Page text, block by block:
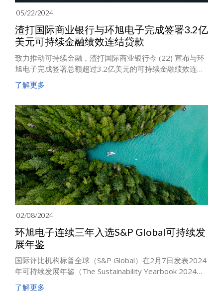
05/22/2024
渣打国际商业银行与环旭电子完成签署3.2亿
美元可持续金融绩效连结贷款
致力推动可持续金融，渣打国际商业银行今 (22) 宣布与环
旭电子完成签署总额超过3.2亿美元的可持续金融绩效连结
贷款（Sustainability-linked Loan, SLL），持续推进可持续
金融发展，实践节能减碳目标。
了解更多
02/08/2024
环旭电子连续三年入选S&P Global可持续发
展年鉴
国际评比机构标普全球（S&P Global）在2月7日发表2024
年可持续发展年鉴（The Sustainability Yearbook 2024）
评鉴结果，环旭电子的可持续发展绩效在电子设备、仪器
与零组件产业类组（Electronic Equipment, Instruments &
了解更多